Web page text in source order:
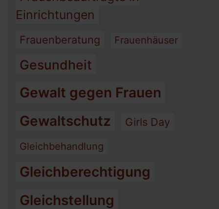
Einrichtungen
Frauenberatung Frauenhäuser
Gesundheit
Gewalt gegen Frauen
Gewaltschutz
Girls Day
Gleichbehandlung
Gleichberechtigung
Gleichstellung